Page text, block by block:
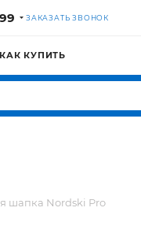
ЗАКАЗАТЬ ЗВОНОК
КАК КУПИТЬ
шапка Nordski Pro